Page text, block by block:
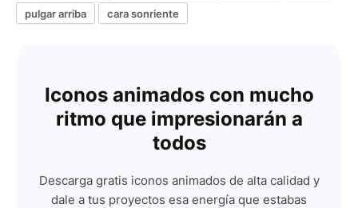
pulgar arriba
cara sonriente
Iconos animados con mucho
ritmo que impresionarán a
todos
Descarga gratis iconos animados de alta calidad y
dale a tus proyectos esa energía que estabas